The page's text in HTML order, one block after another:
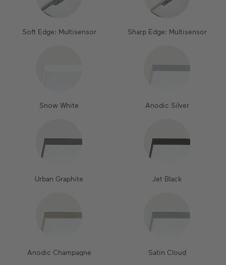
Soft Edge: Multisensor Sharp Edge: Multisensor
Snow White Anodic Silver
Urban Graphite Jet Black
Anodic Champagne Satin Cloud